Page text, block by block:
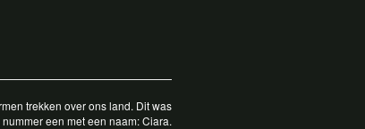
trekken over ons land. Dit was
nummer een met een naam: Ciara.